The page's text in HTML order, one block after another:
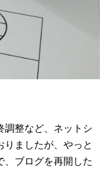
調整など、ネットシ
りましたが、やっと
、ブログを再開した